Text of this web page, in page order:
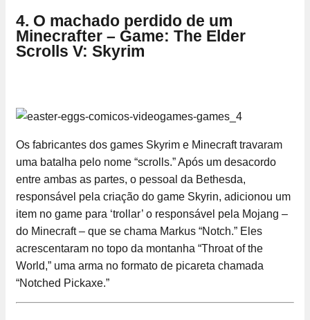
4. O machado perdido de um
Minecrafter – Game: The Elder
Scrolls V: Skyrim
Os fabricantes dos games Skyrim e Minecraft travaram
uma batalha pelo nome “scrolls.” Após um desacordo
entre ambas as partes, o pessoal da Bethesda,
responsável pela criação do game Skyrin, adicionou um
item no game para ‘trollar’ o responsável pela Mojang –
do Minecraft – que se chama Markus “Notch.” Eles
acrescentaram no topo da montanha “Throat of the
World,” uma arma no formato de picareta chamada
“Notched Pickaxe.”